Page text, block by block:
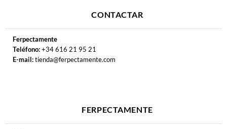
CONTACTAR
Ferpectamente
Teléfono:+34 616 21 95 21
E-mail:tienda@ferpectamente.com
FERPECTAMENTE